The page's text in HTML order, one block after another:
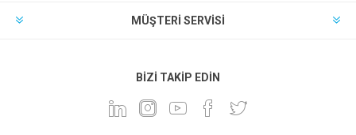
MÜŞTERI SERVISI
BIZI TAKIP EDIN